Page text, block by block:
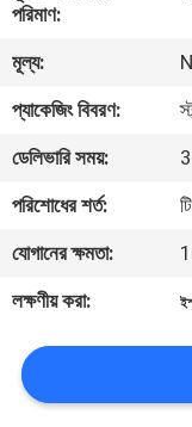
ভ্রমণ
মান
নিয়ন্ত্রণ
খবর
উদ্ধৃতির
জন্য
আবেদন
পরিমাণ:
মূল্য:
প্যাকেজিং বিবরণ:
ডেলিভারি সময়:
পরিশোধের শর্ত:
যোগানের ক্ষমতা:
লক্ষণীয় করা: